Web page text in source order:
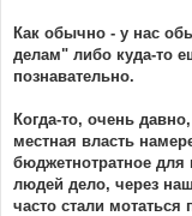
Как обычно - у нас
делам" либо куда-то
познавательно.
Когда-то, очень
местная власть
бюджетнотратное для
людей дело, через
часто стали мотаться